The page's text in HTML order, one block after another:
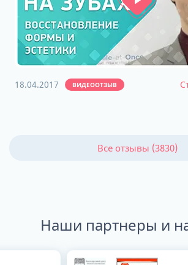
18.04.2017 ВИДЕООТЗЫВ
Все отзывы (3830)
Наши партнеры и